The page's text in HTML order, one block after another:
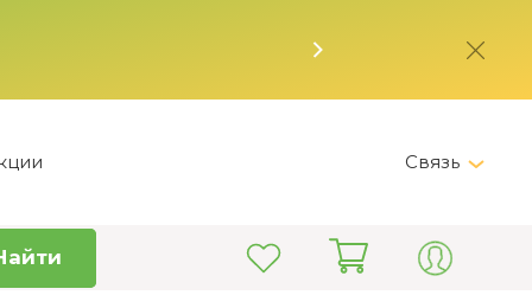
Связь
+7 (495) 150-82-28